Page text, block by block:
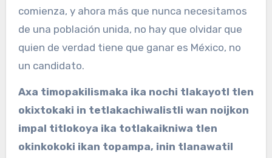
comienza, y ahora más que nunca necesitamos
de una población unida, no hay que olvidar que
quien de verdad tiene que ganar es México, no
un candidato.
Axa timopakilismaka ika nochi tlakayotl tlen
okixtokaki in tetlakachiwalistli wan noijkon
impal titlokoya ika totlakaikniwa tlen
okinkokoki ikan topampa, inin tlanawatil